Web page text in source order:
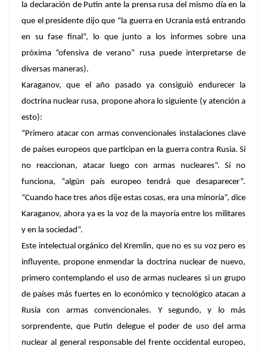
la declaración de Putin ante la prensa rusa del mismo día en la
que el presidente dijo que “la guerra en Ucrania está entrando
en su fase final”, lo que junto a los informes sobre una
próxima “ofensiva de verano” rusa puede interpretarse de
diversas maneras).
Karaganov, que el año pasado ya consiguió endurecer la
doctrina nuclear rusa, propone ahora lo siguiente (y atención a
esto):
“Primero atacar con armas convencionales instalaciones clave
de países europeos que participan en la guerra contra Rusia. Si
no reaccionan, atacar luego con armas nucleares”. Si no
funciona, “algún país europeo tendrá que desaparecer”.
“Cuando hace tres años dije estas cosas, era una minoría”, dice
Karaganov, ahora ya es la voz de la mayoría entre los militares
y en la sociedad”.
Este intelectual orgánico del Kremlin, que no es su voz pero es
influyente, propone enmendar la doctrina nuclear de nuevo,
primero contemplando el uso de armas nucleares si un grupo
de países más fuertes en lo económico y tecnológico atacan a
Rusia con armas convencionales. Y segundo, y lo más
sorprendente, que Putin delegue el poder de uso del arma
nuclear al general responsable del frente occidental europeo,